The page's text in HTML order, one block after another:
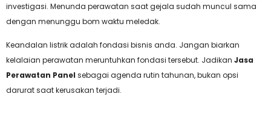
investigasi. Menunda perawatan saat gejala sudah muncul sama
dengan menunggu bom waktu meledak.
Keandalan listrik adalah fondasi bisnis anda. Jangan biarkan
kelalaian perawatan meruntuhkan fondasi tersebut. Jadikan Jasa
Perawatan Panel sebagai agenda rutin tahunan, bukan opsi
darurat saat kerusakan terjadi.